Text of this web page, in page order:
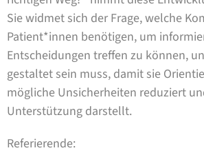
Sie widmet sich der Frage, welche
Patient*innen benötigen, um
Entscheidungen treffen zu können,
gestaltet sein muss, damit sie
mögliche Unsicherheiten reduziert
Unterstützung darstellt.
Referierende: